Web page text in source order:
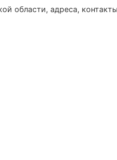
области, адреса,